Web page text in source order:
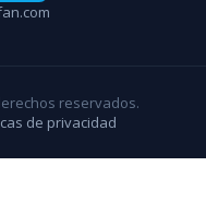
reservados.
de privacidad